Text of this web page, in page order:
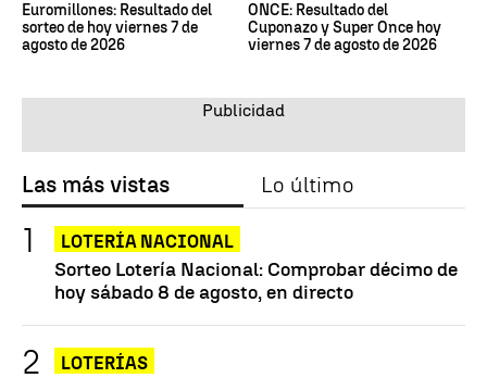
Euromillones: Resultado del
sorteo de hoy viernes 7 de
agosto de 2026
ONCE: Resultado del
Cuponazo y Super Once hoy
viernes 7 de agosto de 2026
Las más vistas Lo último
LOTERÍA NACIONAL
Sorteo Lotería Nacional: Comprobar décimo de
hoy sábado 8 de agosto, en directo
LOTERÍAS